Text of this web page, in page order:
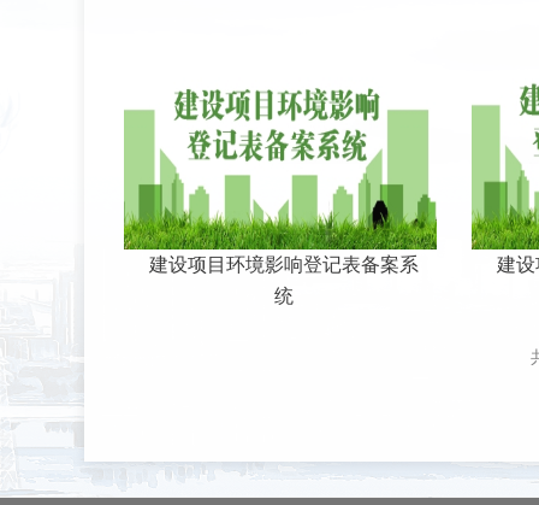
建设项目环境影响登记表备案系
统
建